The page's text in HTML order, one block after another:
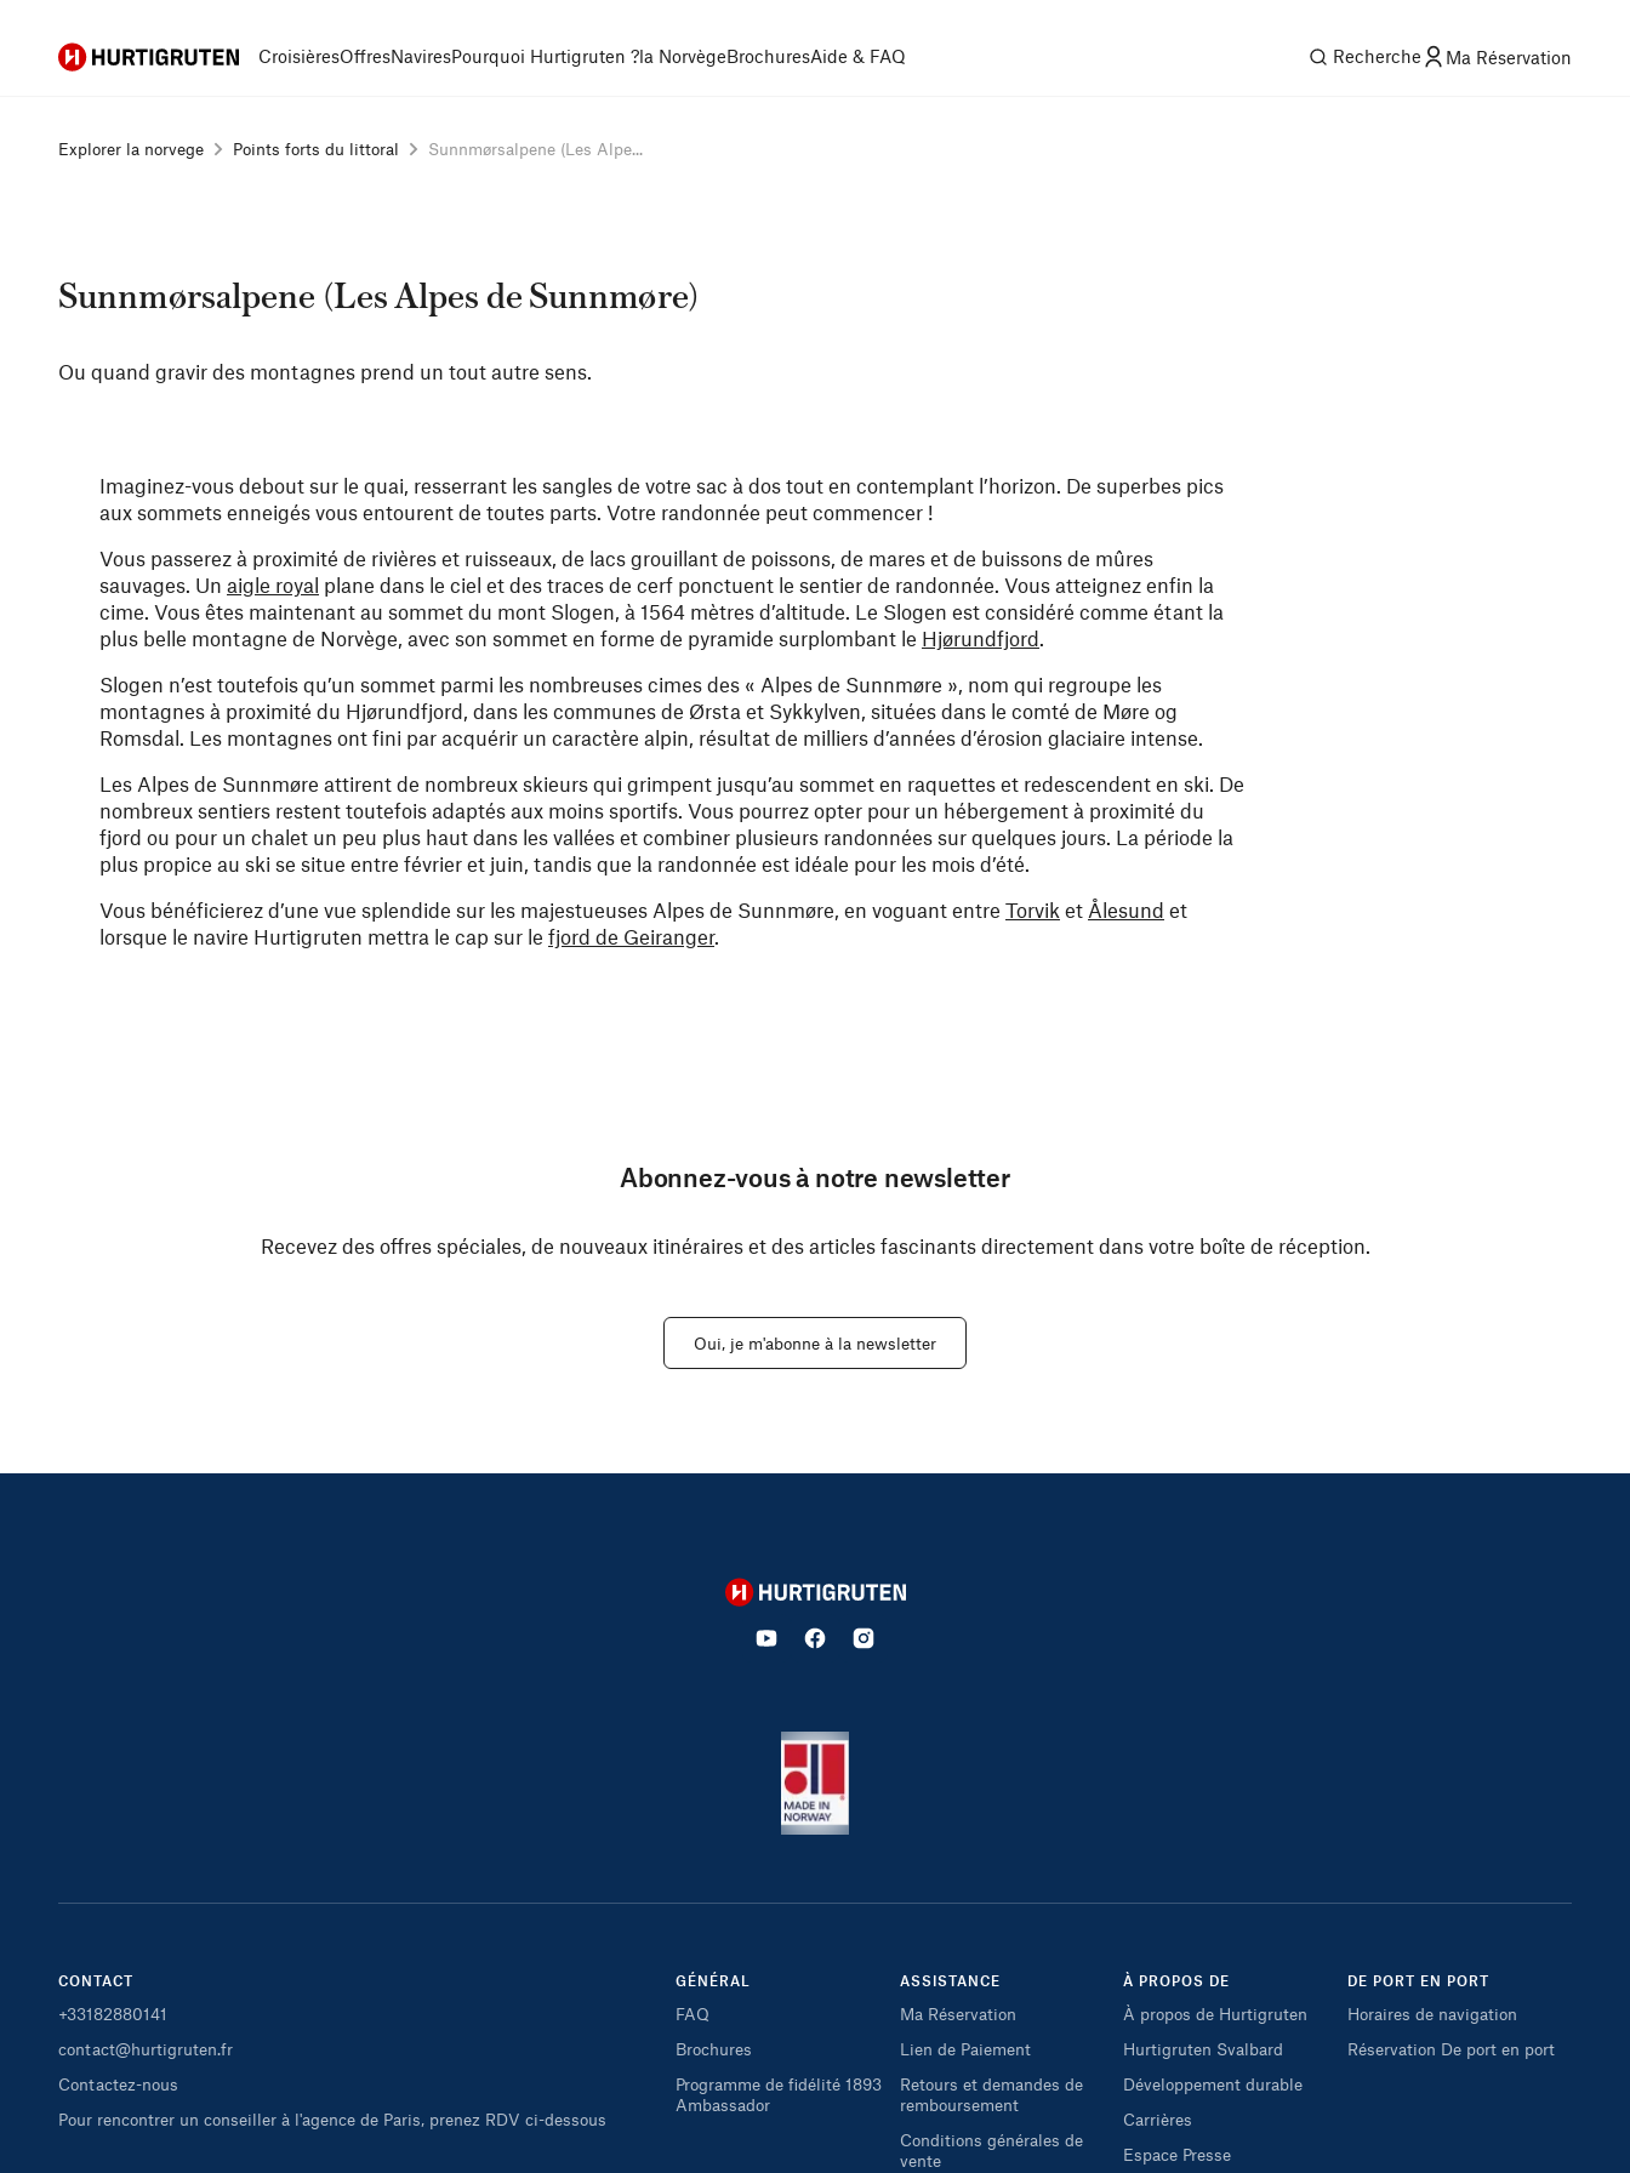
Hurtigruten CroisièresOffresNaviresPourquoi Hurtigruten ?la NorvègeBrochuresAide & FAQ Recherche Ma Réservation
Explorer la norvege Points forts du littoral Sunnmørsalpene (Les Alpe...
Sunnmørsalpene (Les Alpes de Sunnmøre)
Ou quand gravir des montagnes prend un tout autre sens.
Imaginez-vous debout sur le quai, resserrant les sangles de votre sac à dos tout en contemplant l’horizon. De superbes pics
aux sommets enneigés vous entourent de toutes parts. Votre randonnée peut commencer !
Vous passerez à proximité de rivières et ruisseaux, de lacs grouillant de poissons, de mares et de buissons de mûres
sauvages. Un aigle royal plane dans le ciel et des traces de cerf ponctuent le sentier de randonnée. Vous atteignez enfin la
cime. Vous êtes maintenant au sommet du mont Slogen, à 1564 mètres d’altitude. Le Slogen est considéré comme étant la
plus belle montagne de Norvège, avec son sommet en forme de pyramide surplombant le Hjørundfjord.
Slogen n’est toutefois qu’un sommet parmi les nombreuses cimes des « Alpes de Sunnmøre », nom qui regroupe les
montagnes à proximité du Hjørundfjord, dans les communes de Ørsta et Sykkylven, situées dans le comté de Møre og
Romsdal. Les montagnes ont fini par acquérir un caractère alpin, résultat de milliers d’années d’érosion glaciaire intense.
Les Alpes de Sunnmøre attirent de nombreux skieurs qui grimpent jusqu’au sommet en raquettes et redescendent en ski. De
nombreux sentiers restent toutefois adaptés aux moins sportifs. Vous pourrez opter pour un hébergement à proximité du
fjord ou pour un chalet un peu plus haut dans les vallées et combiner plusieurs randonnées sur quelques jours. La période la
plus propice au ski se situe entre février et juin, tandis que la randonnée est idéale pour les mois d’été.
Vous bénéficierez d’une vue splendide sur les majestueuses Alpes de Sunnmøre, en voguant entre Torvik et Ålesund et
lorsque le navire Hurtigruten mettra le cap sur le fjord de Geiranger.
Abonnez-vous à notre newsletter
Recevez des offres spéciales, de nouveaux itinéraires et des articles fascinants directement dans votre boîte de réception.
Oui, je m'abonne à la newsletter
Hurtigruten
CONTACT
+33182880141
contact@hurtigruten.fr
Contactez-nous
Pour rencontrer un conseiller à l'agence de Paris, prenez RDV ci-dessous
GÉNÉRAL
FAQ
Brochures
Programme de fidélité 1893
Ambassador
ASSISTANCE
Ma Réservation
Lien de Paiement
Retours et demandes de
remboursement
Conditions générales de
vente
À PROPOS DE
À propos de Hurtigruten
Hurtigruten Svalbard
Développement durable
Carrières
Espace Presse
DE PORT EN PORT
Horaires de navigation
Réservation De port en port